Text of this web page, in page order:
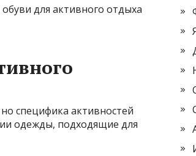
для активного отдыха
специфика активностей
одежды, подходящие для